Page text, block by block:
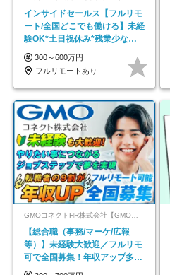
インサイドセールス【フルリモ
ート/全国どこでも働ける】未経
験OK*土日祝休み*残業少なめ*
在宅勤務手当あり
300～600万円
フルリモートあり
GMOコネクトHR株式会社【GMOインターネットグループ】
【総合職（事務/マーケ/広報
等）】未経験大歓迎／フルリモ
可で全国募集！年収アップ多数
★年休最大130日★